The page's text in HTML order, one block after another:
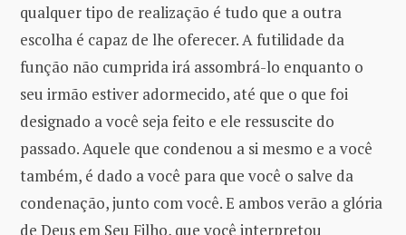
qualquer tipo de realização é tudo que a outra
escolha é capaz de lhe oferecer. A futilidade da
função não cumprida irá assombrá-lo enquanto o
seu irmão estiver adormecido, até que o que foi
designado a você seja feito e ele ressuscite do
passado. Aquele que condenou a si mesmo e a você
também, é dado a você para que você o salve da
condenação, junto com você. E ambos verão a glória
de Deus em Seu Filho, que você interpretou